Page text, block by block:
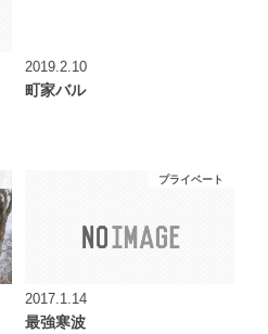
2019.2.10
町家バル
プライベート
2017.1.14
最強寒波